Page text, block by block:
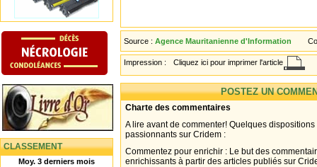
CLASSEMENT
Moy. 3 derniers mois
Source : Agence Mauritanienne d'Information
Impression : Cliquez ici pour imprimer l'article
POSTEZ UN
Charte des commentaires
A lire avant de commenter! Quelques
passionnants sur Cridem :
Commentez pour enrichir : Le but des
enrichissants à partir des articles publiés sur